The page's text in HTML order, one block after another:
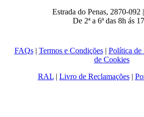
Estrada do Penas, 2870-
De 2ª a 6ª das 8h ás
FAQs| Termos e Condições| Política de
de Cookies
RAL| Livro de Reclamações|